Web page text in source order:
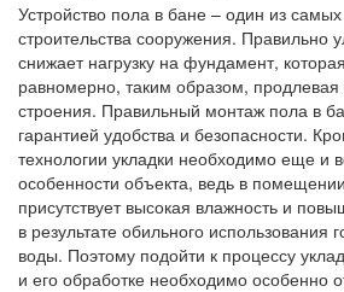
Устройство пола в бане – один из
строительства сооружения. Правильно
снижает нагрузку на фундамент,
равномерно, таким образом, продлевая
строения. Правильный монтаж пола в
гарантией удобства и безопасности.
технологии укладки необходимо еще и
особенности объекта, ведь в
присутствует высокая влажность и
в результате обильного использования
воды. Поэтому подойти к процессу
и его обработке необходимо особенно